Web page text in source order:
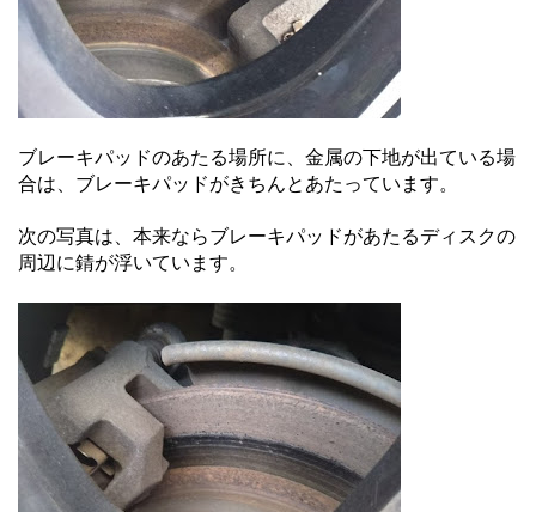
ブレーキパッドのあたる場所に、金属の下地が出ている場
合は、ブレーキパッドがきちんとあたっています。
次の写真は、本来ならブレーキパッドがあたるディスクの
周辺に錆が浮いています。